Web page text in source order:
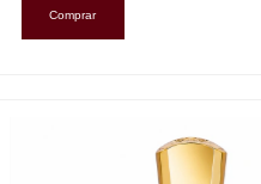
Comprar